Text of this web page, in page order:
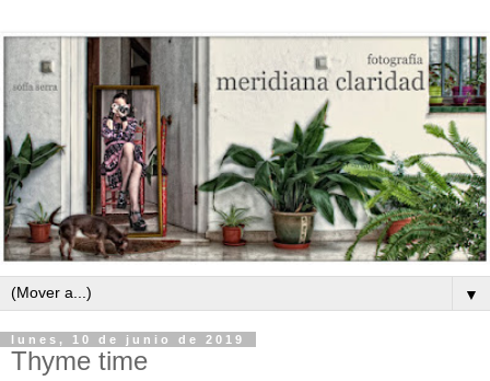
▼
lunes, 10 de junio de 2019
Thyme time